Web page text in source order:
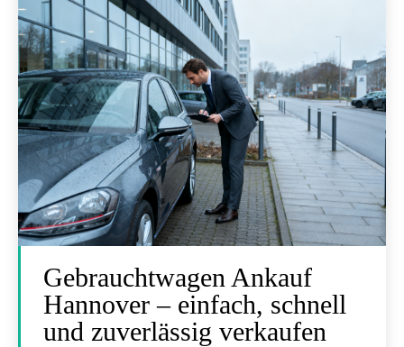
Gebrauchtwagen Ankauf
Hannover – einfach, schnell
und zuverlässig verkaufen